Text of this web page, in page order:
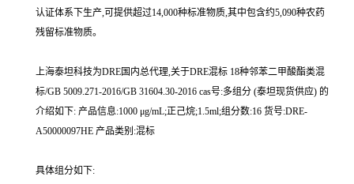
认证体系下生产,可提供超过14,000种标准物质,其中包含约5,090种农药
残留标准物质。
上海泰坦科技为DRE国内总代理,关于DRE混标 18种邻苯二甲酸酯类混
标/GB 5009.271-2016/GB 31604.30-2016 cas号:多组分 (泰坦现货供应) 的
介绍如下: 产品信息:1000 μg/mL;正己烷;1.5ml;组分数:16 货号:DRE-
A50000097HE 产品类别:混标
具体组分如下: